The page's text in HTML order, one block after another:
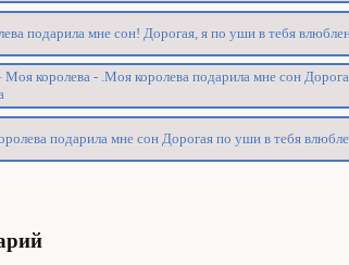
подарила мне сон! Дорогая, я по уши в тебя
королева - .Моя королева подарила мне сон
подарила мне сон Дорогая по уши в тебя